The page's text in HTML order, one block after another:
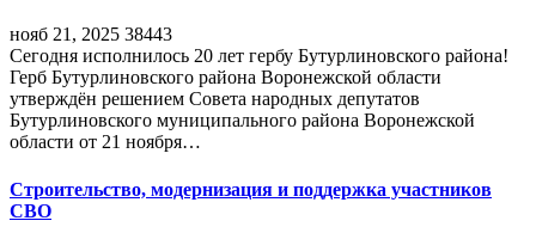
нояб 21, 2025 38443
Сегодня исполнилось 20 лет гербу Бутурлиновского района!
Герб Бутурлиновского района Воронежской области
утверждён решением Совета народных депутатов
Бутурлиновского муниципального района Воронежской
области от 21 ноября…
Строительство, модернизация и поддержка участников
СВО